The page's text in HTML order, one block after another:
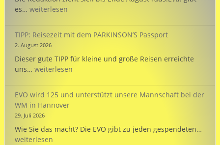
es… ES
!
weiterlesen
TIPP: Reisezeit mit dem PARKINSON’S Passport
2. August 2026
Dieser gute TIPP für kleine und große Reisen erreichte
uns… TIPP:
dem
PARKINSON’S
Passport
weiterlesen
EVO wird 125 und unterstützt unsere Mannschaft bei der
WM in Hannover
29. Juli 2026
Wie Sie das macht? Die EVO gibt zu jeden gespendeten…
weiterlesen